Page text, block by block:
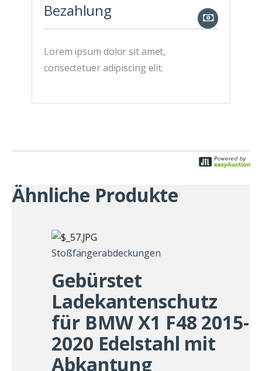
Bezahlung
Lorem ipsum dolor sit amet,
consectetuer adipiscing elit.
Ähnliche Produkte
Stoßfängerabdeckungen
Gebürstet
Ladekantenschutz
für BMW X1 F48 2015-
2020 Edelstahl mit
Abkantung